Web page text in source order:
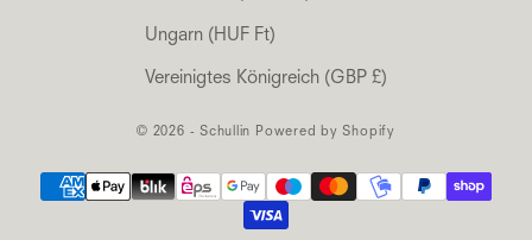
Ungarn (HUF Ft)
Vereinigtes Königreich (GBP £)
© 2026 - Schullin Powered by Shopify